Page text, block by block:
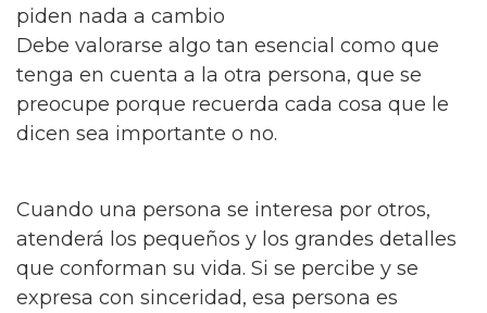
piden nada a cambio
Debe valorarse algo tan esencial como que
tenga en cuenta a la otra persona, que se
preocupe porque recuerda cada cosa que le
dicen sea importante o no.
Cuando una persona se interesa por otros,
atenderá los pequeños y los grandes detalles
que conforman su vida. Si se percibe y se
expresa con sinceridad, esa persona es